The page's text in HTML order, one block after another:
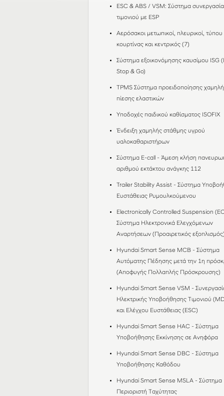
ESC & ABS / VSM: Σύστημα
τιμονιού με ESP
Αερόσακοι μετωπικοί, πλευρικοί, τύπου
κουρτίνας και κεντρικός (7)
Σύστημα εξοικονόμησης καυσίμου ISG
Stop & Go)
TPMS Σύστημα προειδοποίησης
πίεσης ελαστικών
Υποδοχές παιδικού καθίσματος ISOFIX
Ένδειξη χαμηλής στάθμης υγρού
υαλοκαθαριστήρων
Σύστημα E-call - Άμεση κλήση
αριθμού εκτάκτου ανάγκης 112
Trailer Stability Assist - Σύστημα
Ευστάθειας Ρυμουλκούμενου
Electronically Controlled Suspension
Σύστημα Ηλεκτρονικά Ελεγχόμενων
Αναρτήσεων (Προαιρετικός
Hyundai Smart Sense MCB - Σύστημα
Αυτόματης Πέδησης μετά την 1η
(Αποφυγής Πολλαπλής Πρόσκρουσης)
Hyundai Smart Sense VSM -
Ηλεκτρικής Υποβοήθησης Τιμονιού
και Ελέγχου Ευστάθειας (ESC)
Hyundai Smart Sense HAC - Σύστημα
Υποβοήθησης Εκκίνησης σε Ανηφόρα
Hyundai Smart Sense DBC - Σύστημα
Υποβοήθησης Καθόδου
Hyundai Smart Sense MSLA - Σύστημα
Περιοριστή Ταχύτητας